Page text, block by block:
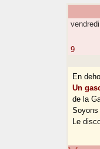
9
En
Un
de la
Le